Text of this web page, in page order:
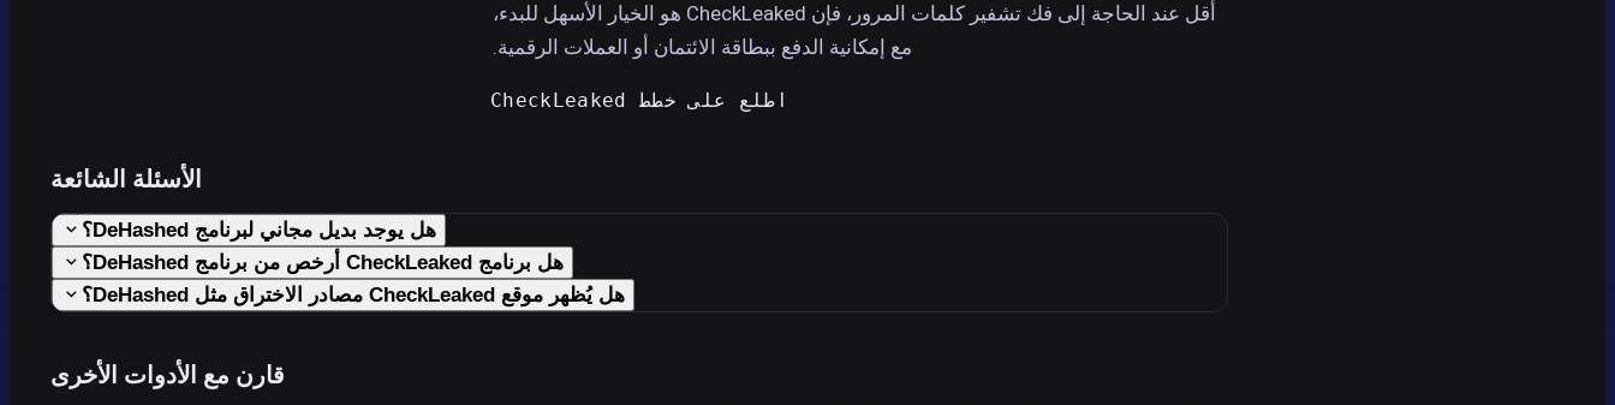
أقل عند الحاجة إلى فك تشفير كلمات المرور، فإن CheckLeaked هو الخيار الأسهل للبدء،
مع إمكانية الدفع ببطاقة الائتمان أو العملات الرقمية.
اطلع على خطط CheckLeaked
الأسئلة الشائعة
هل يوجد بديل مجاني لبرنامج DeHashed؟
هل برنامج CheckLeaked أرخص من برنامج DeHashed؟
هل يُظهر موقع CheckLeaked مصادر الاختراق مثل DeHashed؟
قارن مع الأدوات الأخرى